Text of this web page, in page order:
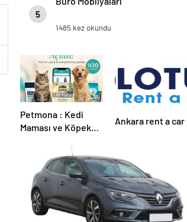
5
1485 kez okundu
Petmona : Kedi
Maması ve Köpek
Evcil Hayvan
Ürünleri
Ankara rent a car